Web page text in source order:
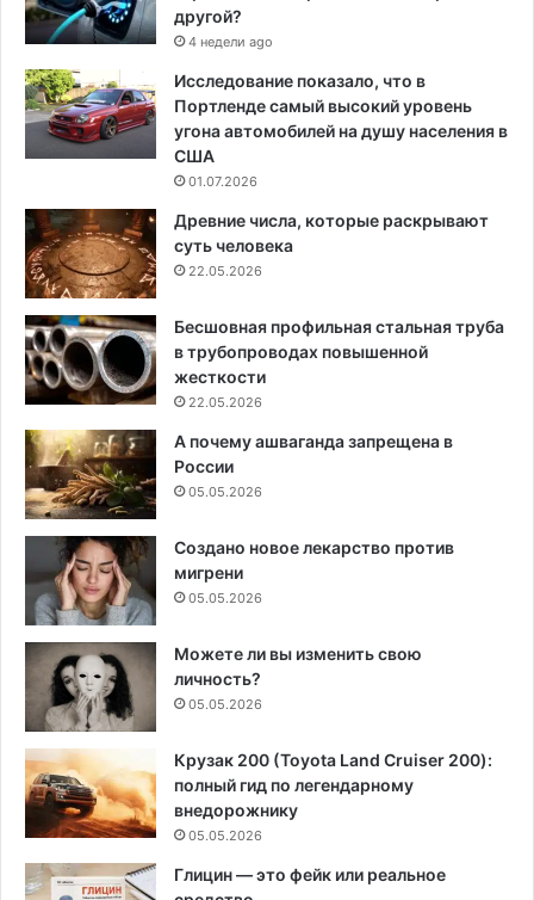
другой?
4 недели ago
Исследование показало, что в
Портленде самый высокий уровень
угона автомобилей на душу населения в
США
01.07.2026
Древние числа, которые раскрывают
суть человека
22.05.2026
Бесшовная профильная стальная труба
в трубопроводах повышенной
жесткости
22.05.2026
А почему ашваганда запрещена в
России
05.05.2026
Создано новое лекарство против
мигрени
05.05.2026
Можете ли вы изменить свою
личность?
05.05.2026
Крузак 200 (Toyota Land Cruiser 200):
полный гид по легендарному
внедорожнику
05.05.2026
Глицин — это фейк или реальное